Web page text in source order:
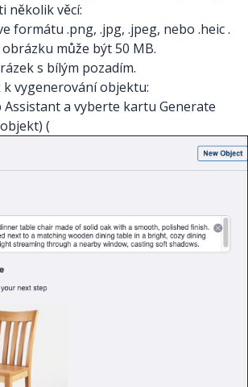
několik věcí:
formátu .png, .jpg, .jpeg, nebo .heic .
může být 50 MB.
s bílým pozadím.
vygenerování objektu:
Assistant a vyberte kartu Generate
(